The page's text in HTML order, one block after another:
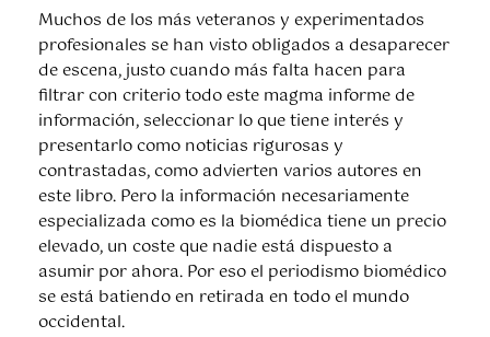
Muchos de los más veteranos y experimentados
profesionales se han visto obligados a desaparecer
de escena, justo cuando más falta hacen para
filtrar con criterio todo este magma informe de
información, seleccionar lo que tiene interés y
presentarlo como noticias rigurosas y
contrastadas, como advierten varios autores en
este libro. Pero la información necesariamente
especializada como es la biomédica tiene un precio
elevado, un coste que nadie está dispuesto a
asumir por ahora. Por eso el periodismo biomédico
se está batiendo en retirada en todo el mundo
occidental.